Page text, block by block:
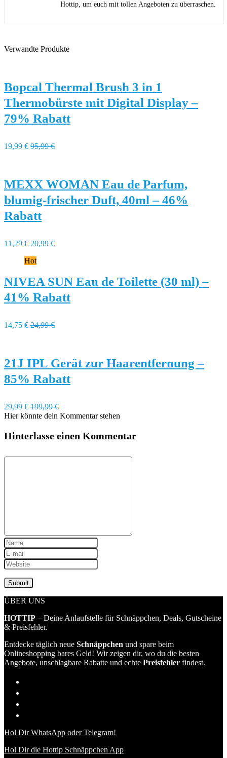
Hottip, um euch mit tollen Angeboten zu überraschen.
Verwandte Produkte
Bopcal Thermal Brush 3 in 1
Thermobürste mit Digital Display –
79% Rabatt
19,99 € 95,99 €
MEXX WOMAN Eau de Parfum,
blumig-frischer Duft, 40ml – 46%
Rabatt
11,29 € 20,99 €
Hot
NIVEA SUN Eau de Toilette (30 ml) –
41% Rabatt
14,75 € 24,99 €
21J IPL Gerät zur Haarentfernung –
85% Rabatt
29,99 € 199,99 €
Hier könnte dein Kommentar stehen
Hinterlasse einen Kommentar
ÜBER UNS
HOTTIP – Deine Anlaufstelle für Schnäppchen, Deals, Gutscheine
& Preisfehler.
Entdecke täglich neue Schnäppchen und spare beim
Onlineshopping bares Geld! Wir zeigen dir, wo du die besten
Angebote, unschlagbare Rabatte und echte Preisfehler findest.
Hol Dir WhatsApp oder Telegram!
Hol Dir die Hottip Schnäppchen App